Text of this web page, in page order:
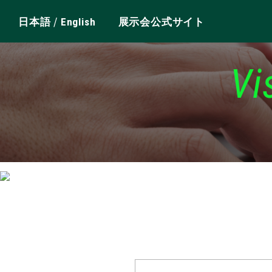
日本語/ English 展示会公式サイト